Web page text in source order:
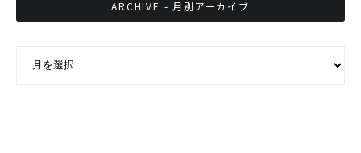
ARCHIVE - 月別アーカイブ